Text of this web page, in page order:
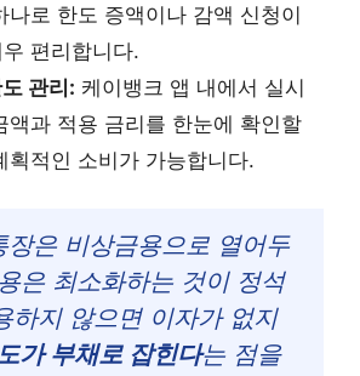
나로 한도 증액이나 감액 신청이
편리합니다.
관리: 케이뱅크 앱 내에서 실시
액과 적용 금리를 한눈에 확인할
획적인 소비가 가능합니다.
장은 비상금용으로 열어두
은 최소화하는 것이 정석
하지 않으면 이자가 없지
가 부채로 잡힌다는 점을